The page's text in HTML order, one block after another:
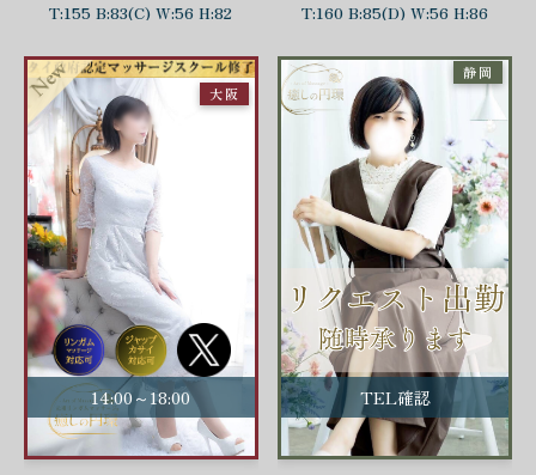
T:155 B:83(C) W:56 H:82 T:160 B:85(D) W:56 H:86
14:00～18:00
大阪
TEL確認
静岡